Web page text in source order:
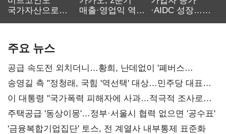
국가자산으로…'
매출·영업익 역대
·AIDC 성장…
주요 뉴스
공급 속도전 외치더니…황희, 난데없이 '폐버스
리모델링' 제안
송영길 측 "정청래, 국힘 '역선택' 대상…민주당 대표로
총선 지휘 못해"
이 대통령 "국가폭력 피해자에 사과…적극적 조사로
진실 밝혀야"
주택공급 '동상이몽'…정부·서울시 협력 없으면 '공수표'
'금융복합기업집단' 토스, 전 계열사 내부통제 표준화